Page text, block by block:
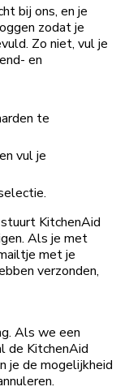
bij ons, en je
zodat je
Zo niet, vul je
en
te
vul je
KitchenAid
Als je met
met je
verzonden,
Als we een
de KitchenAid
je de mogelijkheid